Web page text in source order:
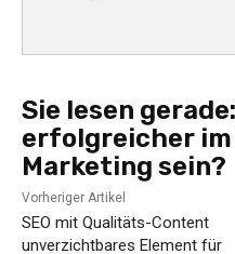
Sie lesen gerade:
erfolgreicher
Marketing sein?
Vorheriger Artikel
SEO mit Qualitäts-Content
unverzichtbares Element für